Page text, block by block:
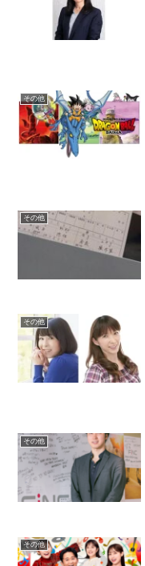
その他
その他
その他
その他
その他